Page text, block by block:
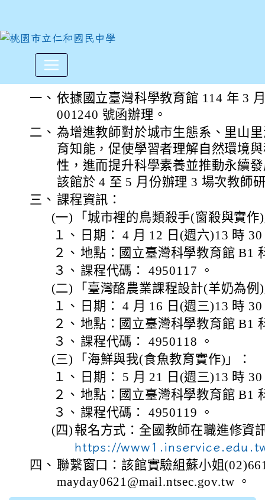
國立臺灣科學教育館辦理3
一、 依據國立臺灣科學教育館 114 年 3
001240 號函辦理。
二、 為增進教師對於城市生態系、里山
育知能，促使學習者理解自然環境
性，進而提升科學素養並推動永續
該館於 4 至 5 月份辦理 3 場次教師
三、 課程資訊：
(一)
「城市裡的鳥類殺手(窗殺與實作
１、
日期： 4 月 12 日(週六)13 時
２、 地點：國立臺灣科學教育館 B1
３、 課程代碼： 4950117 。
(二)
「臺灣酪農業課程設計(羊奶為例
１、
日期： 4 月 16 日(週三)13 時
２、 地點：國立臺灣科學教育館 B1
３、 課程代碼： 4950118 。
(三)
「海鮮與我(食魚教育實作)」：
１、
日期： 5 月 21 日(週三)13 時
２、 地點：國立臺灣科學教育館 B1
３、 課程代碼： 4950119 。
(四) 報名方式：全國教師在職進修資
https://
四、 聯繫窗口：該館實驗組蘇小姐
mayday0621@mail.ntsec.gov.tw 。